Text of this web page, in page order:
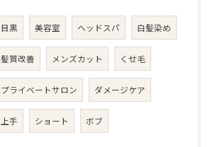
目黒 美容室 ヘッドスパ 白髪染め
髪質改善 メンズカット くせ毛
プライベートサロン ダメージケア
上手 ショート ボブ